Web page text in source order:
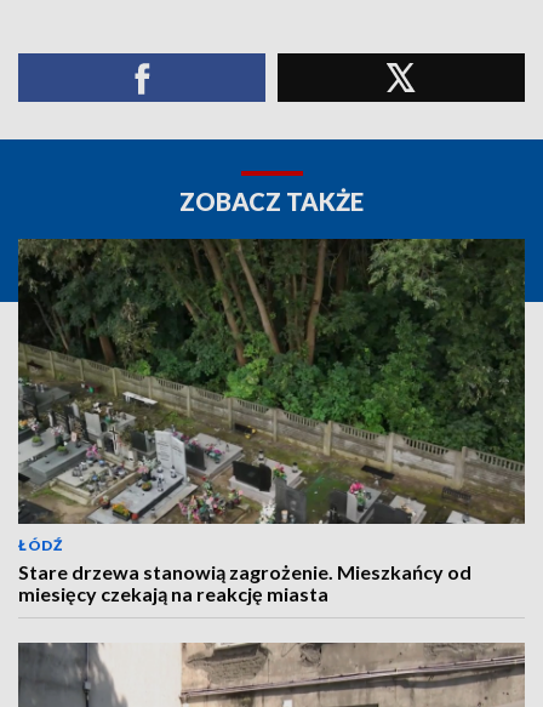
ZOBACZ TAKŻE
ŁÓDŹ
Stare drzewa stanowią zagrożenie. Mieszkańcy od
miesięcy czekają na reakcję miasta